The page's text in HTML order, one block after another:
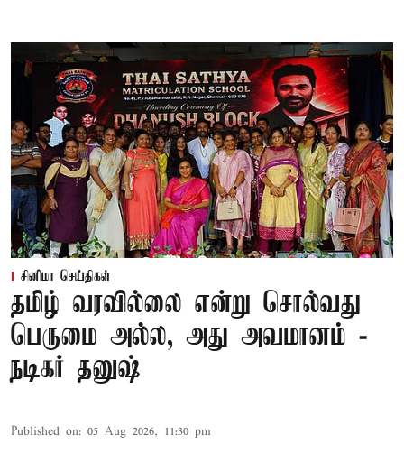
சினிமா செய்திகள்
தமிழ் வரவில்லை என்று சொல்வது
பெருமை அல்ல, அது அவமானம் -
நடிகர் தனுஷ்
Published on: 05 Aug 2026, 11:30 pm